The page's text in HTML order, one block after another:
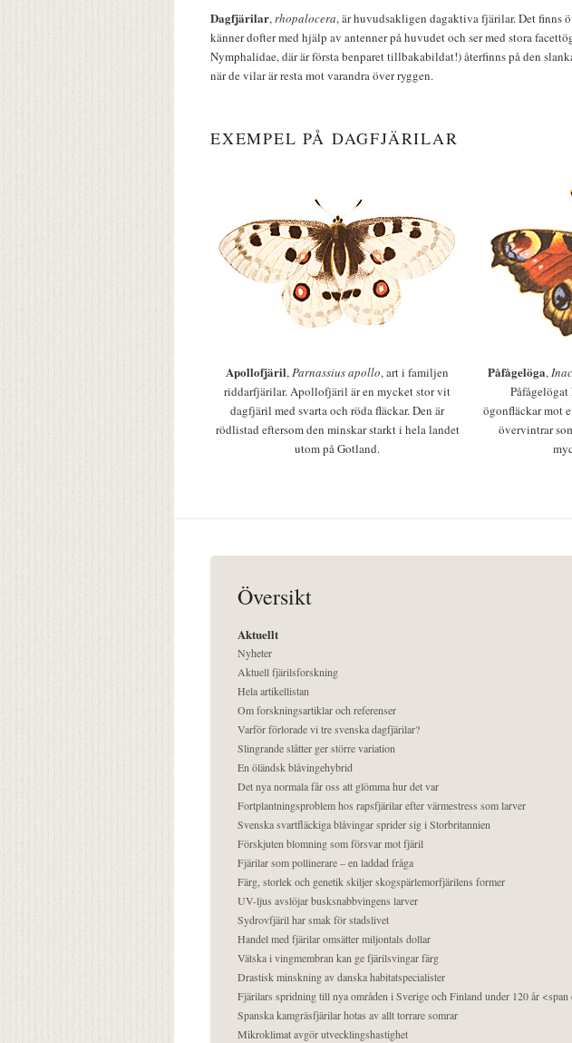
Dagfjärilar,rhopalocera, är huvudsakligen dagaktiva fjärilar. Det finns
känner dofter med hjälp av antenner på huvudet och ser med stora
Nymphalidae, där är första benparet tillbakabildat!) återfinns på den
när de vilar är resta mot varandra över ryggen.
EXEMPEL PÅ DAGFJÄRILAR
Apollofjäril,Parnassius apollo, art i familjen
riddarfjärilar. Apollofjäril är en mycket stor vit
dagfjäril med svarta och röda fläckar. Den är
rödlistad eftersom den minskar starkt i hela landet
utom på Gotland.
Påfågelöga,
ögonfläckar mot
övervintrar
Översikt
Aktuellt
Nyheter
Aktuell fjärilsforskning
Hela artikellistan
Om forskningsartiklar och referenser
Varför förlorade vi tre svenska dagfjärilar?
Slingrande slåtter ger större variation
En öländsk blåvingehybrid
Det nya normala får oss att glömma hur det var
Fortplantningsproblem hos rapsfjärilar efter värmestress som larver
Svenska svartfläckiga blåvingar sprider sig i Storbritannien
Förskjuten blomning som försvar mot fjäril
Fjärilar som pollinerare – en laddad fråga
Färg, storlek och genetik skiljer skogspärlemorfjärilens former
UV-ljus avslöjar busksnabbvingens larver
Sydrovfjäril har smak för stadslivet
Handel med fjärilar omsätter miljontals dollar
Vätska i vingmembran kan ge fjärilsvingar färg
Drastisk minskning av danska habitatspecialister
Fjärilars spridning till nya områden i Sverige och Finland under 120 år
Spanska kamgräsfjärilar hotas av allt torrare somrar
Mikroklimat avgör utvecklingshastighet